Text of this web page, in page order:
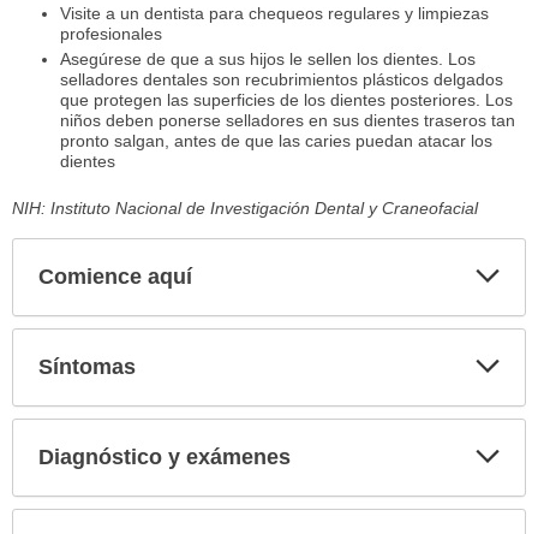
Visite a un dentista para chequeos regulares y limpiezas
profesionales
Asegúrese de que a sus hijos le sellen los dientes. Los
selladores dentales son recubrimientos plásticos delgados
que protegen las superficies de los dientes posteriores. Los
niños deben ponerse selladores en sus dientes traseros tan
pronto salgan, antes de que las caries puedan atacar los
dientes
NIH: Instituto Nacional de Investigación Dental y Craneofacial
Comience aquí
Síntomas
Diagnóstico y exámenes